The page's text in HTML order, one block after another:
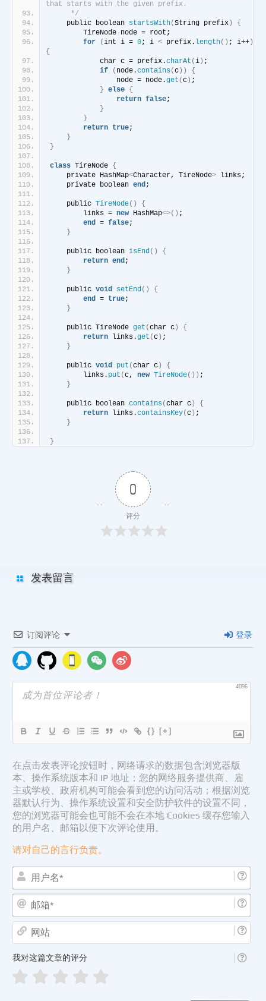
that starts with the given prefix.
     */
    public boolean
startsWith(String prefix )
{
        TireNode node = root;
for
(int i = 0; i < prefix. length() ; i++ )
{
            char c = prefix.
charAt (i ) ;
if
( node.contains(c ))
{
                node = node.
get (c ) ;
} else {
return false;
}
}
return true;
}
}
class TireNode {
    private HashMap
<Character, TireNode> links;
    private boolean
end;
    public
TireNode()
{
        links =
new HashMap<>() ;
end = false;
}
    public boolean
isEnd()
{
return end;
}
    public
void setEnd()
{
end = true;
}
    public TireNode
get (char c )
{
return links.get (c ) ;
}
    public
void put (char c )
{
        links.
put (c, new TireNode()) ;
}
    public boolean
contains(char c )
{
return links.containsKey(c ) ;
}
}
0
评分
发表留言
订阅评论 登录
4096
{} [+]
在点击发表评论按钮时，网络请求的数据包含浏览器版
本、操作系统版本和 IP 地址；您的网络服务提供商、雇
主或学校、政府机构可能会看到您的访问活动；根据浏览
器默认行为、操作系统设置和安全防护软件的设置不同，
您的浏览器可能会也可能不会在本地 Cookies 缓存您输入
的用户名、邮箱以便下次评论使用。
请对自己的言行负责。
用
名
邮
*
我对这篇文章的评分